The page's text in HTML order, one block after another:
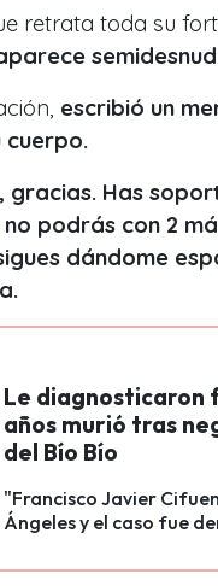
retrata toda su
escribió un
cuerpo.
gracias. Has
podrás con 2
dándome
Le diagnosticaron
años murió tras
del Bío Bío
"Francisco Javier
Ángeles y el caso fue